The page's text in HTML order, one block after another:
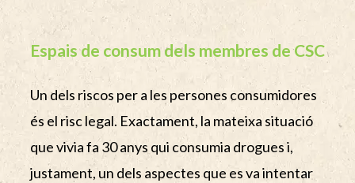
Espais de consum dels membres de CSC
Un dels riscos per a les persones consumidores
és el risc legal. Exactament, la mateixa situació
que vivia fa 30 anys qui consumia drogues i,
justament, un dels aspectes que es va intentar